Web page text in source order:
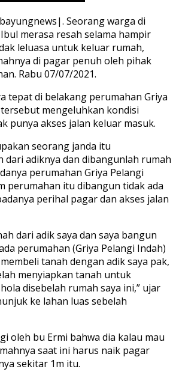
Seorang warga di
merasa resah selama hampir
leluasa untuk keluar rumah,
di pagar penuh oleh pihak
Rabu 07/07/2021.
tepat di belakang perumahan Griya
tersebut mengeluhkan kondisi
punya akses jalan keluar masuk.
seorang janda itu
dari adiknya dan dibangunlah rumah
perumahan Griya Pelangi
perumahan itu dibangun tidak ada
perihal pagar dan akses jalan
dari adik saya dan saya bangun
perumahan (Griya Pelangi Indah)
tanah dengan adik saya pak,
menyiapkan tanah untuk
disebelah rumah saya ini,” ujar
ke lahan luas sebelah
oleh bu Ermi bahwa dia kalau mau
saat ini harus naik pagar
sekitar 1m itu.